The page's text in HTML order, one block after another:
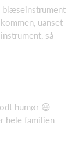
blæseinstrument
uanset
så
humør 😃
hele familien